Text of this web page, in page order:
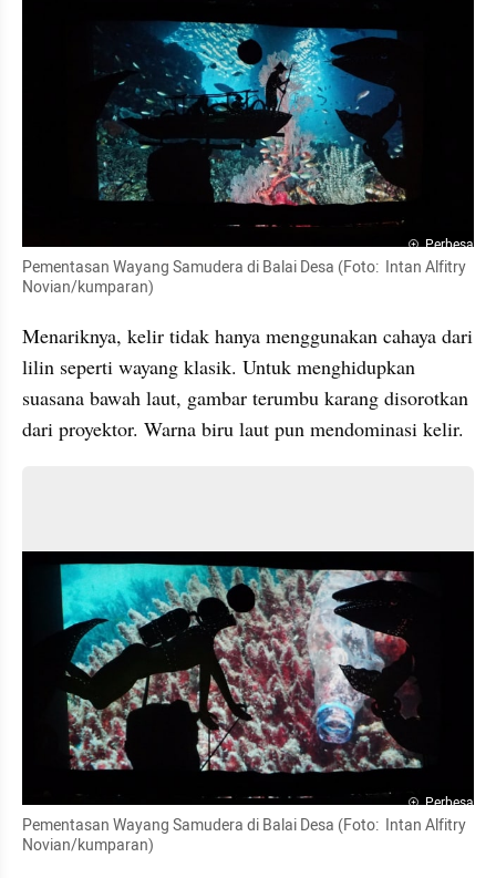
Perbesar
Pementasan Wayang Samudera di Balai Desa (Foto:  Intan Alfitry
Novian/kumparan)
Menariknya, kelir tidak hanya menggunakan cahaya dari
lilin seperti wayang klasik. Untuk menghidupkan
suasana bawah laut, gambar terumbu karang disorotkan
dari proyektor. Warna biru laut pun mendominasi kelir.
Perbesar
Pementasan Wayang Samudera di Balai Desa (Foto:  Intan Alfitry
Novian/kumparan)